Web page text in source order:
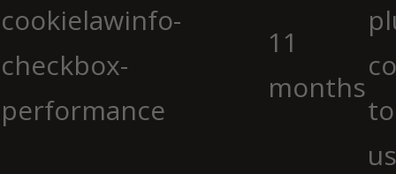
cookielawinfo-
checkbox-
performance
11
months